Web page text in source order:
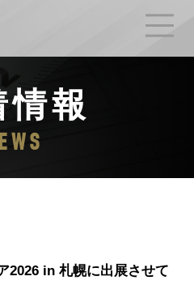
情報
2026 in 札幌に出展させて